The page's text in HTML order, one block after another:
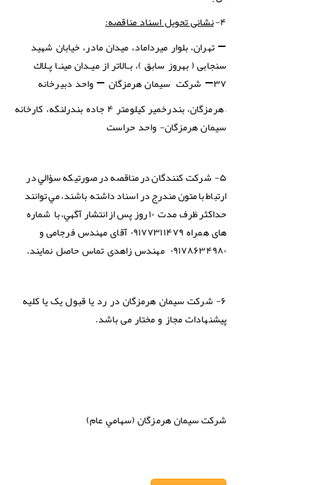
۴- نشانی تحویل اسناد مناقصه:
– تهران، بلوار میرداماد، میدان مادر، خیابان شهید
سنجابی ( بهروز سابق )، بـالاتر از میـدان مینـا پـلاك
۳۷– شرکت سیمان هرمزگان – واحد دبیرخانه
–
هرمزگان، بندرخمیر کیلومتر ۴ جاده بندرلنگه، کارخانه
سیمان هرمزگان- واحد حراست
۵- شرکت کنندگان در مناقصه در صورتيكه سؤالي در
ارتباطبا متون مندرج در اسناد داشته باشند، ميتوانند
حداكثر ظرف مدت ۱۰ روز پس از انتشار آگهي، با شماره
های همراه ۰۹۱۷۷۳۱۱۴۷۹ آقای مهندس فرجامی و
۰۹۱۷۸۶۳۴۹۸۰ مهندس زاهدی تماس حاصل نمایند.
۶-
شرکت سیمان هرمزگان در رد یا قبول یک یا کلیه
پیشنهادات مجاز و مختار می باشد.
شركت سيمان هرمزگان (سهامي عام)